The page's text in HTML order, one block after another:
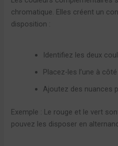
chromatique. Elles créent un
disposition :
Identifiez les deux
Placez-les l’une à côté
Ajoutez des nuances
Exemple : Le rouge et le vert
pouvez les disposer en